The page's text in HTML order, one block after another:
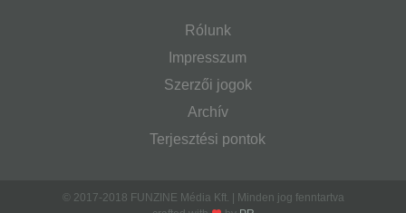
Rólunk
Impresszum
Szerzői jogok
Archív
Terjesztési pontok
© 2017-2018 FUNZINE Média Kft. | Minden jog fenntartva